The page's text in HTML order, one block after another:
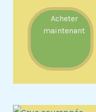
Acheter
maintenant